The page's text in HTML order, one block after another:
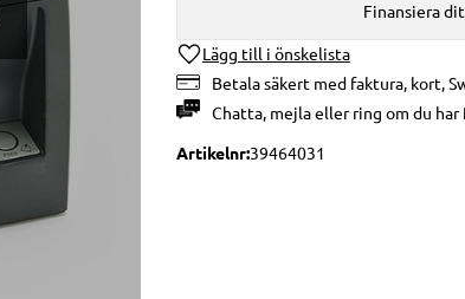
Lägg till i önskelista
Betala säkert med faktura, kort,
Chatta, mejlaellerring om du har
Finansiera
Artikelnr39464031